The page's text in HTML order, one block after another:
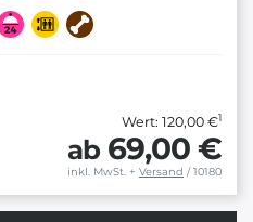
Wert: 120,00 €1
ab 69,00 €
inkl. MwSt. + Versand / 10180